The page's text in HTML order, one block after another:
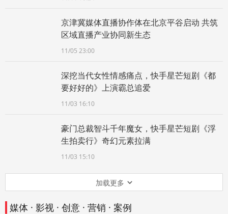
京津冀媒体直播协作体在北京平谷启动 共筑
区域直播产业协同新生态
11/05 23:00
深挖当代女性情感痛点，快手星芒短剧《都
要好好的》上演霸总追爱
11/03 16:10
豪门总裁智斗千年魔女，快手星芒短剧《浮
生拍卖行》奇幻元素拉满
11/03 15:10
加载更多
媒体 · 影视 · 创意 · 营销 · 案例